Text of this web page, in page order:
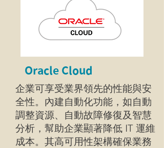
Oracle Cloud
企業可享受業界領先的性能與安
全性。內建自動化功能，如自動
調整資源、自動故障修復及智慧
分析，幫助企業顯著降低 IT 運維
成本。其高可用性架構確保業務